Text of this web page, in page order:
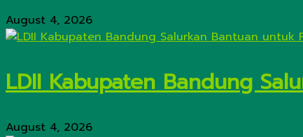
August 4, 2026
LDII Kabupaten Bandung
August 4, 2026